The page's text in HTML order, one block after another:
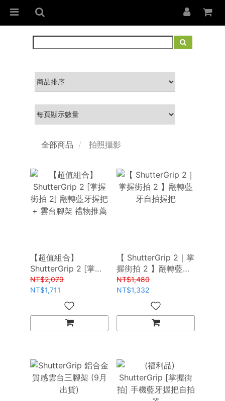
全部商品 拍照攝影
【超值組合】
ShutterGrip 2 [掌握
街拍 2] 翻轉藍牙握把
+ 雲台腳架 禮物推薦
NT$2,079
NT$1,711
【 ShutterGrip 2｜掌
握街拍 2 】翻轉藍牙
自拍握把
NT$1,480
NT$1,332